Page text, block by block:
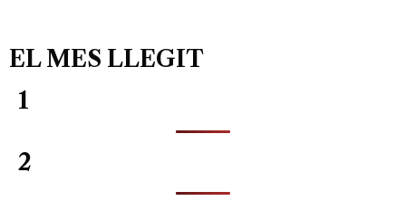
EL MES LLEGIT
1
2